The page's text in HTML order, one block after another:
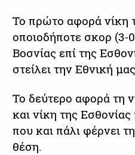
Το πρώτο αφορά νίκη
οποιοδήποτε σκορ (3-
Βοσνίας επί της
στείλει την Εθνική
Το δεύτερο αφορά τη
και νίκη της
που και πάλι φέρνει
θέση.